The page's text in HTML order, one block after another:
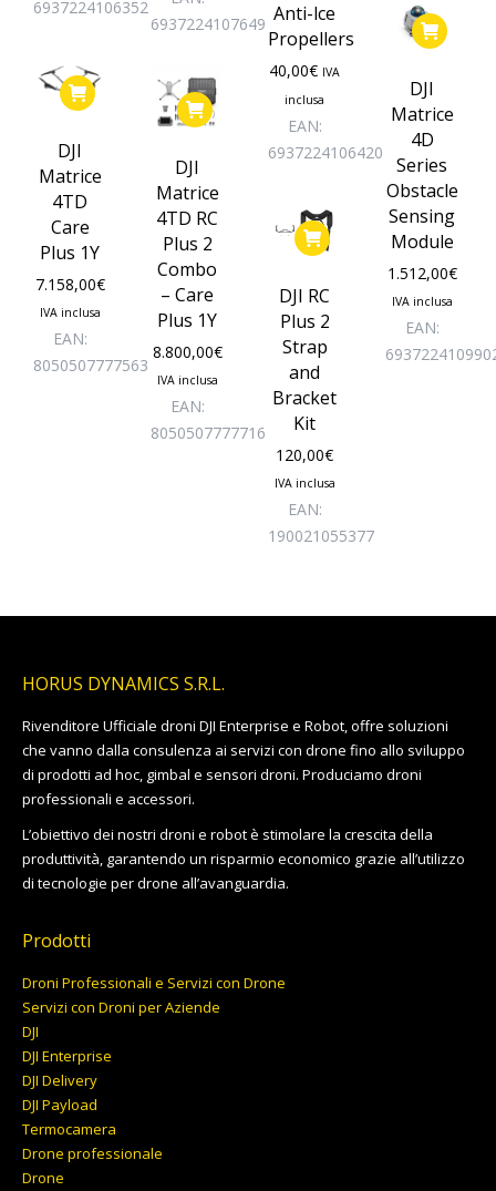
6937224106352
6937224107649 Anti-lce
Propellers
40,00€ IVA
inclusa
EAN:
6937224106420
DJI
Matrice
4D
Series
Obstacle
Sensing
Module
1.512,00€
IVA inclusa
EAN:
DJI
Matrice
4TD
Care
Plus 1Y
7.158,00€
IVA inclusa
EAN:
8050507777563
DJI
Matrice
4TD RC
Plus 2
Combo
– Care
Plus 1Y
8.800,00€
IVA inclusa
EAN:
8050507777716
DJI RC
Plus 2
Strap
and
Bracket
Kit
120,00€
IVA inclusa
EAN:
190021055377
HORUS DYNAMICS S.R.L.
Rivenditore Ufficiale droni DJI Enterprise e Robot, offre soluzioni
che vanno dalla consulenza ai servizi con drone fino allo sviluppo
di prodotti ad hoc, gimbal e sensori droni. Produciamo droni
professionali e accessori.
L’obiettivo dei nostri droni e robot è stimolare la crescita della
produttività, garantendo un risparmio economico grazie all’utilizzo
di tecnologie per drone all’avanguardia.
Prodotti
Droni Professionali e Servizi con Drone
Servizi con Droni per Aziende
DJI
DJI Enterprise
DJI Delivery
DJI Payload
Termocamera
Drone professionale
Drone